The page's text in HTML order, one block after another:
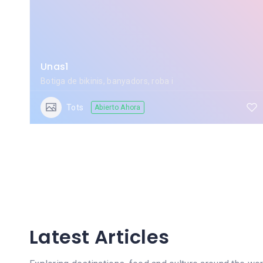
Unas1
Botiga de bikinis, banyadors, roba i
Tots Abierto Ahora
Latest Articles